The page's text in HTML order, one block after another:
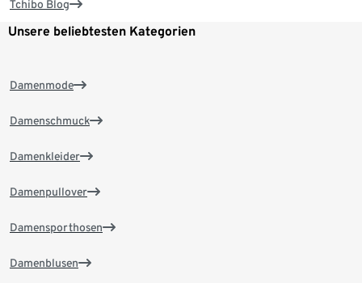
Tchibo Blog
Unsere beliebtesten Kategorien
Damenmode
Damenschmuck
Damenkleider
Damenpullover
Damensporthosen
Damenblusen